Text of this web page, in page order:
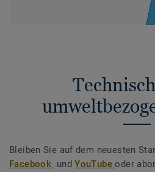
Bleiben Sie auf dem neuesten
Facebook undYouTubeoder